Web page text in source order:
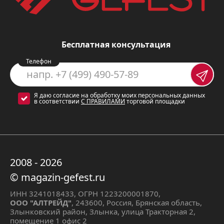
Четыре надежных поворотных
удобство в регулировке мощности
конфорок.
Эмалированная поверхность
легко моется и устойчива к
царапинам.
Сценарии использования
Варочная панель Gefest 3210 идеально
подходит для:
Приготовление разнообразных
Бесплатная консультация
Телефон
Я даю согласие на обработку моих персональных данных
в соответствии С ПРАВИЛАМИ торговой площадки
2008 - 2026
© magazin-gefest.ru
ИНН 3241018433, ОГРН 1223200001870,
ООО "АЛТРЕЙД", 243600, Россия, Брянская область,
Злынковский район, Злынка, улица Тракторная 2,
помещение 1 офис 2